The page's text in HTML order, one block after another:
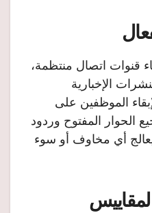
قنوات اتصال منتظمة،
الإخبارية
الموظفين على
الحوار المفتوح وردود
أي مخاوف أو سوء